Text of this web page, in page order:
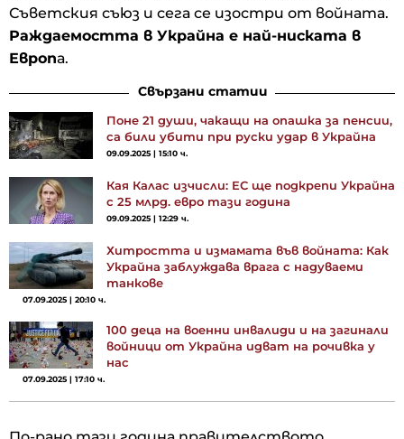
Съветския съюз и сега се изостри от войната.
Раждаемостта в Украйна е най-ниската в
Европа.
Свързани статии
Поне 21 души, чакащи на опашка за пенсии,
са били убити при руски удар в Украйна
09.09.2025 | 15:10 ч.
Кая Калас изчисли: ЕС ще подкрепи Украйна
с 25 млрд. евро тази година
09.09.2025 | 12:29 ч.
Хитростта и измамата във войната: Как
Украйна заблуждава врага с надуваеми
танкове
07.09.2025 | 20:10 ч.
100 деца на военни инвалиди и на загинали
войници от Украйна идват на рочивка у
нас
07.09.2025 | 17:10 ч.